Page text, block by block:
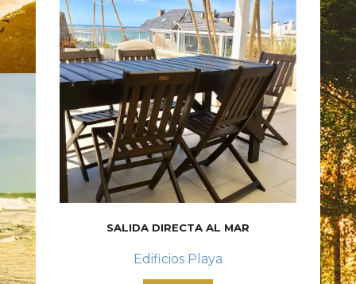
SALIDA DIRECTA AL MAR
Edificios Playa